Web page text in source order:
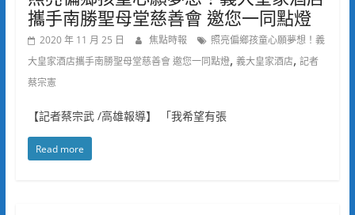
攜手南勝聖母堂慈善會 邀您一同點燈
2020 年 11 月 25 日 焦點時報
照亮偏鄉孩童心願夢想！義
大皇家酒店攜手南勝聖母堂慈善會 邀您一同點燈, 義大皇家酒店, 記者
蔡宗憲
【記者蔡宗武 /高雄報導】 「我希望有張
Read more